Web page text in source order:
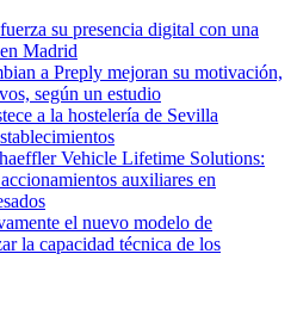
su presencia digital con una
Madrid
a Preply mejoran su motivación,
según un estudio
a la hostelería de Sevilla
Vehicle Lifetime Solutions:
auxiliares en
el nuevo modelo de
la capacidad técnica de los